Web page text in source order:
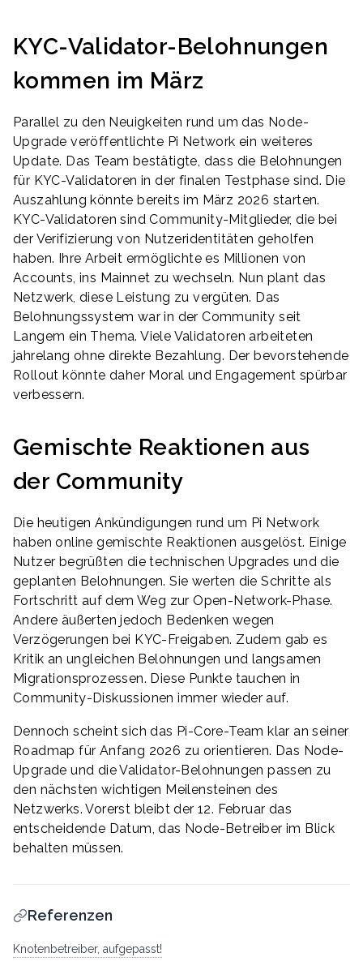
KYC-Validator-Belohnungen
kommen im März
Parallel zu den Neuigkeiten rund um das Node-
Upgrade veröffentlichte Pi Network ein weiteres
Update. Das Team bestätigte, dass die Belohnungen
für KYC-Validatoren in der finalen Testphase sind. Die
Auszahlung könnte bereits im März 2026 starten.
KYC-Validatoren sind Community-Mitglieder, die bei
der Verifizierung von Nutzeridentitäten geholfen
haben. Ihre Arbeit ermöglichte es Millionen von
Accounts, ins Mainnet zu wechseln. Nun plant das
Netzwerk, diese Leistung zu vergüten. Das
Belohnungssystem war in der Community seit
Langem ein Thema. Viele Validatoren arbeiteten
jahrelang ohne direkte Bezahlung. Der bevorstehende
Rollout könnte daher Moral und Engagement spürbar
verbessern.
Gemischte Reaktionen aus
der Community
Die heutigen Ankündigungen rund um Pi Network
haben online gemischte Reaktionen ausgelöst. Einige
Nutzer begrüßten die technischen Upgrades und die
geplanten Belohnungen. Sie werten die Schritte als
Fortschritt auf dem Weg zur Open-Network-Phase.
Andere äußerten jedoch Bedenken wegen
Verzögerungen bei KYC-Freigaben. Zudem gab es
Kritik an ungleichen Belohnungen und langsamen
Migrationsprozessen. Diese Punkte tauchen in
Community-Diskussionen immer wieder auf.
Dennoch scheint sich das Pi-Core-Team klar an seiner
Roadmap für Anfang 2026 zu orientieren. Das Node-
Upgrade und die Validator-Belohnungen passen zu
den nächsten wichtigen Meilensteinen des
Netzwerks. Vorerst bleibt der 12. Februar das
entscheidende Datum, das Node-Betreiber im Blick
behalten müssen.
Referenzen
Knotenbetreiber, aufgepasst!